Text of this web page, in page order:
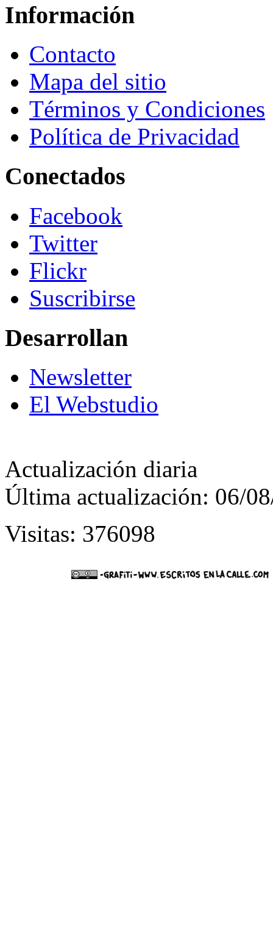
Información
Contacto
Mapa del sitio
Términos y Condiciones
Política de Privacidad
Conectados
Facebook
Twitter
Flickr
Suscribirse
Desarrollan
Newsletter
El Webstudio
Actualización diaria
Última actualización: 06/
Visitas: 376098